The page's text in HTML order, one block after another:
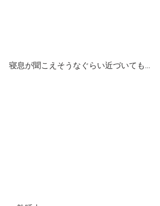
寝息が聞こえそうなぐらい近づいても…